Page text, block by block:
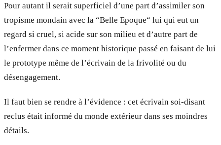
Pour autant il serait superficiel d’une part d’assimiler son
tropisme mondain avec la “Belle Epoque“ lui qui eut un
regard si cruel, si acide sur son milieu et d’autre part de
l’enfermer dans ce moment historique passé en faisant de lui
le prototype même de l’écrivain de la frivolité ou du
désengagement.
Il faut bien se rendre à l’évidence : cet écrivain soi-disant
reclus était informé du monde extérieur dans ses moindres
détails.